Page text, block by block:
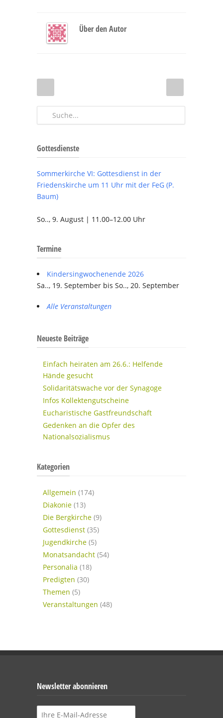
Über den Autor
Gottesdienste
Sommerkirche VI: Gottesdienst in der
Friedenskirche um 11 Uhr mit der FeG (P.
Baum)
So.., 9. August | 11.00–12.00 Uhr
Termine
Kindersingwochenende 2026
Sa.., 19. September bis So.., 20. September
Alle Veranstaltungen
Neueste Beiträge
Einfach heiraten am 26.6.: Helfende
Hände gesucht
Solidaritätswache vor der Synagoge
Infos Kollektengutscheine
Eucharistische Gastfreundschaft
Gedenken an die Opfer des
Nationalsozialismus
Kategorien
Allgemein (174)
Diakonie (13)
Die Bergkirche (9)
Gottesdienst (35)
Jugendkirche (5)
Monatsandacht (54)
Personalia (18)
Predigten (30)
Themen (5)
Veranstaltungen (48)
Newsletter abonnieren